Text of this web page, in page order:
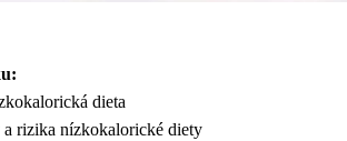
dieta
rizika nízkokalorické diety